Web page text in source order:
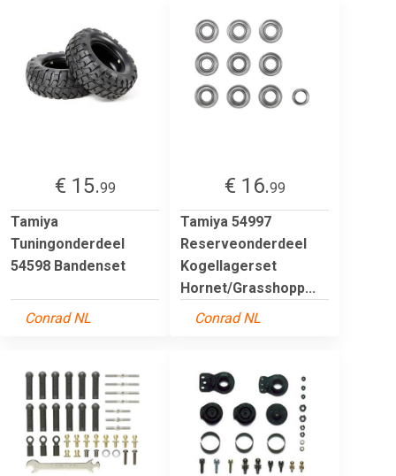
€ 15.99
Tamiya
Tuningonderdeel
54598 Bandenset
Conrad NL
€ 16.99
Tamiya 54997
Reserveonderdeel
Kogellagerset
Hornet/Grasshopp...
Conrad NL